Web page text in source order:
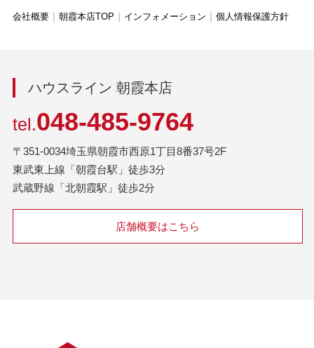
会社概要 朝霞本店TOP インフォメーション 個人情報保護方針
ハウスライン 朝霞本店
tel.048-485-9764
〒351-0034埼玉県朝霞市西原1丁目8番37号2F
東武東上線「朝霞台駅」徒歩3分
武蔵野線「北朝霞駅」徒歩2分
店舗概要はこちら